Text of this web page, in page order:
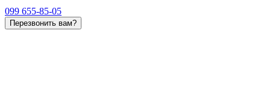
099 655-85-05
Перезвонить вам?